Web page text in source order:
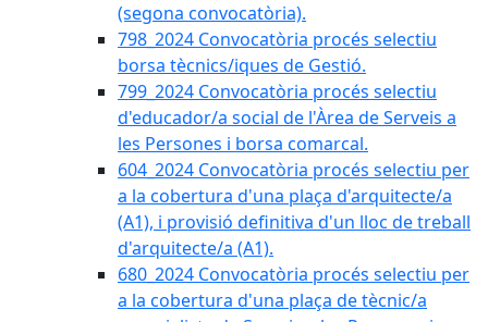
(segona convocatòria).
798_2024 Convocatòria procés selectiu
borsa tècnics/iques de Gestió.
799_2024 Convocatòria procés selectiu
d'educador/a social de l'Àrea de Serveis a
les Persones i borsa comarcal.
604_2024 Convocatòria procés selectiu per
a la cobertura d'una plaça d'arquitecte/a
(A1), i provisió definitiva d'un lloc de treball
d'arquitecte/a (A1).
680_2024 Convocatòria procés selectiu per
a la cobertura d'una plaça de tècnic/a